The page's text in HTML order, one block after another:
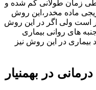
زمان طولانی کم شده و
ماده مخدر،این روش
است ولی اگر در این روش
های روانی بیماری
بیماری در این روش نیز
در بهمنیار